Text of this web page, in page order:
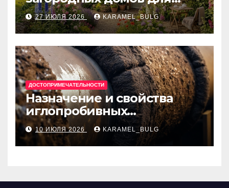
отдыха
27 ИЮЛЯ 2026 KARAMEL_BULG
ДОСТОПРИМЕЧАТЕЛЬНОСТИ
Назначение и свойства
иглопробивных
базальтовых огнеупорных
матов
10 ИЮЛЯ 2026 KARAMEL_BULG